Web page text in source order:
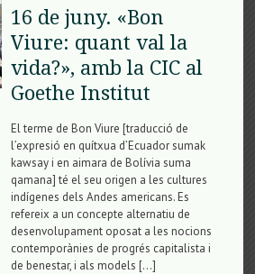
16 de juny. «Bon
Viure: quant val la
vida?», amb la CIC al
Goethe Institut
El terme de Bon Viure [traducció de
l’expresió en quítxua d’Ecuador sumak
kawsay i en aimara de Bolívia suma
qamana] té el seu origen a les cultures
indígenes dels Andes americans. Es
refereix a un concepte alternatiu de
desenvolupament oposat a les nocions
contemporànies de progrés capitalista i
de benestar, i als models […]